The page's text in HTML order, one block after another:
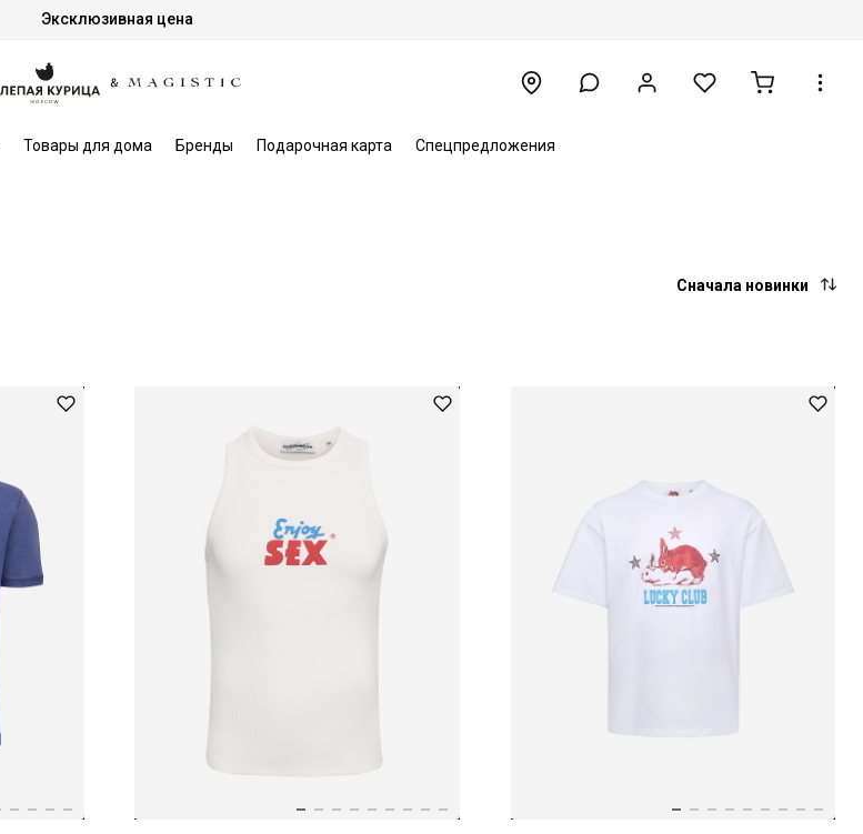
Эксклюзивная цена
Товары для дома Бренды Подарочная карта Спецпредложения
Сначала новинки